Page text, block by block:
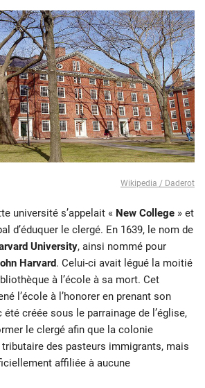
Wikipedia / Daderot
université s’appelait « New College » et
d’éduquer le clergé. En 1639, le nom de
University, ainsi nommé pour
Harvard. Celui-ci avait légué la moitié
à l’école à sa mort. Cet
l’école à l’honorer en prenant son
été créée sous le parrainage de l’église,
le clergé afin que la colonie
des pasteurs immigrants, mais
affiliée à aucune